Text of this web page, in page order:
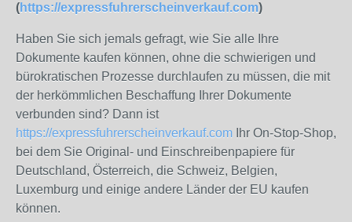
(https://expressfuhrerscheinverkauf.com)
Haben Sie sich jemals gefragt, wie Sie alle Ihre
Dokumente kaufen können, ohne die schwierigen und
bürokratischen Prozesse durchlaufen zu müssen, die mit
der herkömmlichen Beschaffung Ihrer Dokumente
verbunden sind? Dann ist
https://expressfuhrerscheinverkauf.com Ihr On-Stop-Shop,
bei dem Sie Original- und Einschreibenpapiere für
Deutschland, Österreich, die Schweiz, Belgien,
Luxemburg und einige andere Länder der EU kaufen
können.